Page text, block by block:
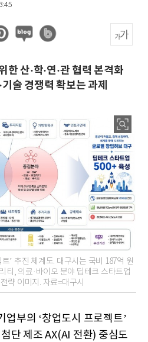
산·학·연·관 협력 본격화
술 경쟁력 확보는 과제
’ 추진 체계도. 대구시는 국비 187억 원
티, 의료·바이오 분야 딥테크 스타트업
략 이미지. 자료=대구시
부의 ‘창업도시 프로젝트’
단 제조 AX(AI 전환) 중심도